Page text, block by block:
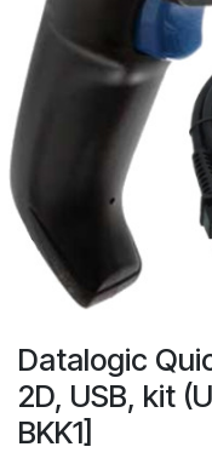
Datalogic
2D, USB, kit
BKK1]